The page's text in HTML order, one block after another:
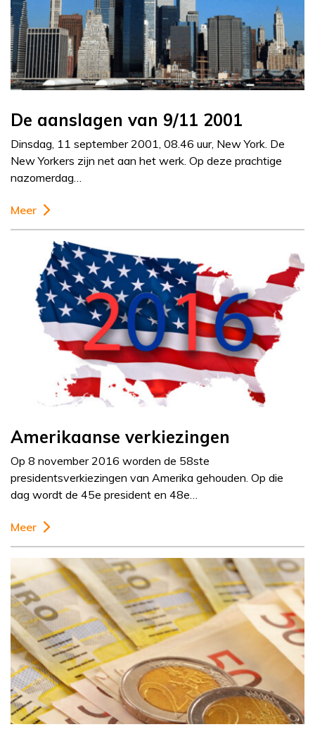
De aanslagen van 9/11 2001
Dinsdag, 11 september 2001, 08.46 uur, New York. De
New Yorkers zijn net aan het werk. Op deze prachtige
nazomerdag…
Meer
Amerikaanse verkiezingen
Op 8 november 2016 worden de 58ste
presidentsverkiezingen van Amerika gehouden. Op die
dag wordt de 45e president en 48e…
Meer